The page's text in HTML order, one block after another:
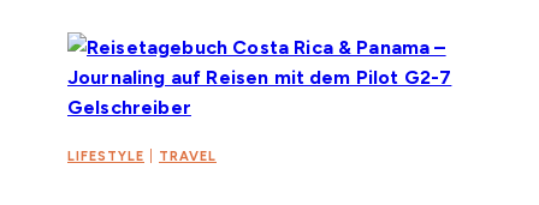
LIFESTYLE TRAVEL